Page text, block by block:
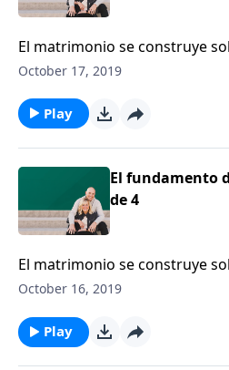
El matrimonio se construye
un compromiso con Cristo y
en que puede sostener su
October 17, 2019
Play
El fundamento
de 4
El matrimonio se construye
un compromiso con Cristo y
en que puede sostener su
October 16, 2019
Play